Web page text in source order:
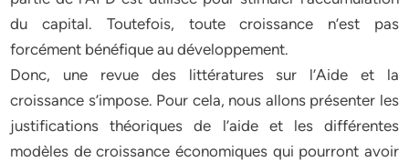
du capital. Toutefois, toute croissance n’est pas
forcément bénéfique au développement.
Donc, une revue des littératures sur l’Aide et la
croissance s’impose. Pour cela, nous allons présenter les
justifications théoriques de l’aide et les différentes
modèles de croissance économiques qui pourront avoir